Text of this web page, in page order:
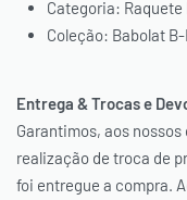
Categoria:
Coleção: Babolat
Entrega & Trocas e
Garantimos, aos
realização de troca de
foi entregue a compra.